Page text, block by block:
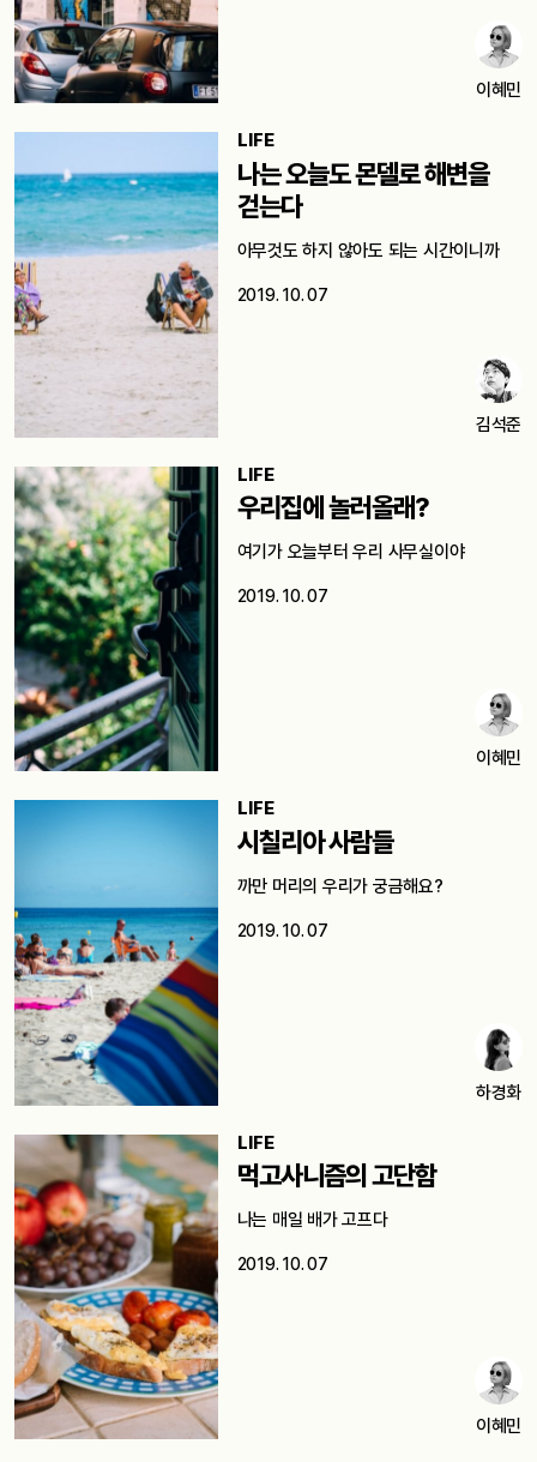
이혜민
LIFE
나는 오늘도 몬델로 해변을
걷는다
아무것도 하지 않아도 되는 시간이니까
2019. 10. 07
김석준
LIFE
우리집에 놀러올래?
여기가 오늘부터 우리 사무실이야
2019. 10. 07
이혜민
LIFE
시칠리아 사람들
까만 머리의 우리가 궁금해요?
2019. 10. 07
하경화
LIFE
먹고사니즘의 고단함
나는 매일 배가 고프다
2019. 10. 07
이혜민